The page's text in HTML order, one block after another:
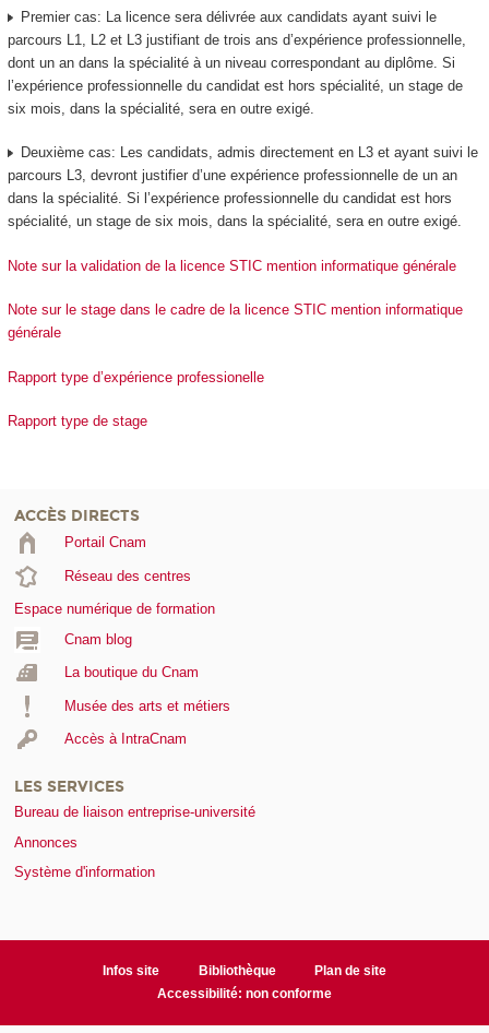
Premier cas: La licence sera délivrée aux candidats ayant suivi le
parcours L1, L2 et L3 justifiant de trois ans d’expérience professionnelle,
dont un an dans la spécialité à un niveau correspondant au diplôme. Si
l’expérience professionnelle du candidat est hors spécialité, un stage de
six mois, dans la spécialité, sera en outre exigé.
Deuxième cas: Les candidats, admis directement en L3 et ayant suivi le
parcours L3, devront justifier d’une expérience professionnelle de un an
dans la spécialité. Si l’expérience professionnelle du candidat est hors
spécialité, un stage de six mois, dans la spécialité, sera en outre exigé.
Note sur la validation de la licence STIC mention informatique générale
Note sur le stage dans le cadre de la licence STIC mention informatique
générale
Rapport type d’expérience professionelle
Rapport type de stage
ACCÈS DIRECTS
Portail Cnam
Réseau des centres
Espace numérique de formation
Cnam blog
La boutique du Cnam
Musée des arts et métiers
Accès à IntraCnam
LES SERVICES
Bureau de liaison entreprise-université
Annonces
Système d'information
Infos site Bibliothèque
Plan de site
Accessibilité: non conforme